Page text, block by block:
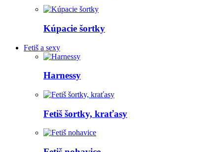
Kúpacie šortky
Fetiš a sexy
Harnessy
Fetiš šortky, kraťasy